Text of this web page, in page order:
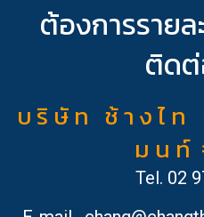
ต้องการรายล
ติดต่
บ ริ ษั ท ช้ า ง ไ ท
ม น ท์
Tel. 02